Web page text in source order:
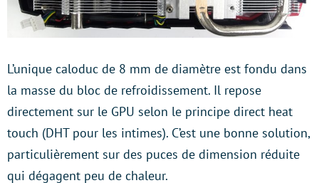
L’unique caloduc de 8 mm de diamètre est fondu dans
la masse du bloc de refroidissement. Il repose
directement sur le GPU selon le principe direct heat
touch (DHT pour les intimes). C’est une bonne solution,
particulièrement sur des puces de dimension réduite
qui dégagent peu de chaleur.